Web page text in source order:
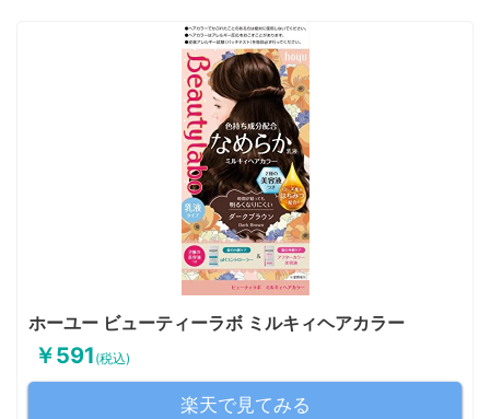
ホーユー ビューティーラボ ミルキィヘアカラー
￥591 (税込)
楽天で見てみる